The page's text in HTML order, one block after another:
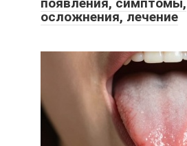
осложнения, лечение